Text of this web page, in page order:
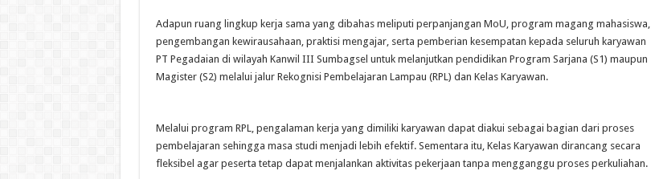
Adapun ruang lingkup kerja sama yang dibahas meliputi perpanjangan MoU, program magang mahasiswa,
pengembangan kewirausahaan, praktisi mengajar, serta pemberian kesempatan kepada seluruh karyawan
PT Pegadaian di wilayah Kanwil III Sumbagsel untuk melanjutkan pendidikan Program Sarjana (S1) maupun
Magister (S2) melalui jalur Rekognisi Pembelajaran Lampau (RPL) dan Kelas Karyawan.
Melalui program RPL, pengalaman kerja yang dimiliki karyawan dapat diakui sebagai bagian dari proses
pembelajaran sehingga masa studi menjadi lebih efektif. Sementara itu, Kelas Karyawan dirancang secara
fleksibel agar peserta tetap dapat menjalankan aktivitas pekerjaan tanpa mengganggu proses perkuliahan.